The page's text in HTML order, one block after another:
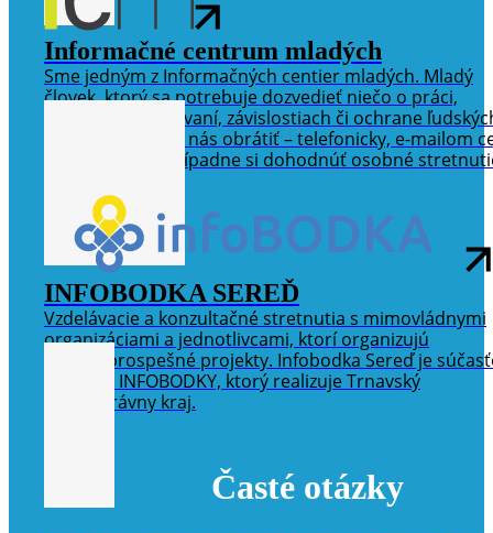
Informačné centrum mladých
Sme jedným z Informačných centier mladých. Mladý
človek, ktorý sa potrebuje dozvedieť niečo o práci,
vzdelávaní, cestovaní, závislostiach či ochrane
práv, sa môže na nás obrátiť – telefonicky, e-mailom
sociálne siete, prípadne si dohodnúť osobné
INFOBODKA SEREĎ
Vzdelávacie a konzultačné stretnutia s mimovládnymi
organizáciami a jednotlivcami, ktorí organizujú
verejnoprospešné projekty. Infobodka Sereď je
projektu INFOBODKY, ktorý realizuje Trnavský
samosprávny kraj.
Časté otázky